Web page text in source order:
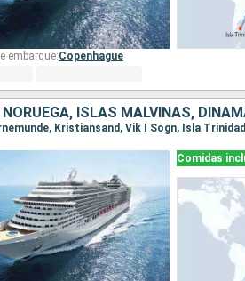
embarque:Copenhague
ISLAS MALVINAS,
Kristiansand, Vik I Sogn, Isla
Comidas